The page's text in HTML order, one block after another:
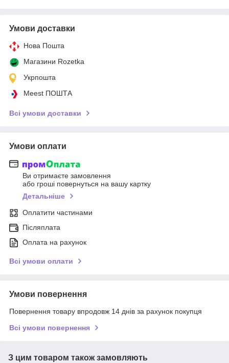
Умови доставки
Нова Пошта
Магазини Rozetka
Укрпошта
Meest ПОШТА
Всі умови доставки
Умови оплати
Ви отримаєте замовлення
або гроші повернуться на вашу картку
Детальніше
Оплатити частинами
Післяплата
Оплата на рахунок
Всі умови оплати
Умови повернення
Повернення товару впродовж 14 днів за рахунок покупця
Всі умови повернення
З цим товаром також замовляють